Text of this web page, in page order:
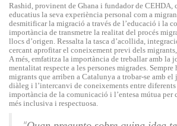
Rashid, provinent de Ghana i fundador de CEHDA,
educatius la seva experiència personal com a
desmitificar la migració a través de l’educació i la
importància de transmetre la realitat del procés
llocs d’origen. Ressalta la tasca d’acollida,
cercant aprofitar el coneixement previ dels migrants,
A més, emfatitza la importància de treballar amb la
mentalitat respecte a les persones migrades.
migrants que arriben a Catalunya a trobar-se amb
diàleg i l’intercanvi de coneixements entre diferents
importància de la comunicació i l’entesa mútua per
més inclusiva i respectuosa.